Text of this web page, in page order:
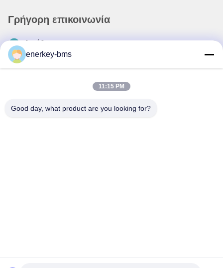
Γρήγορη επικοινωνία
Διεύθυνση
Περιοχή Α, 9ος όροφος, κτίριο Γ, βιομηχανικό πάρκο
χαμηλών ανθρακούχων εκπομπών Guancheng, κοινότητα
Shangcun, οδός Gongming, περιοχή Guangming,
Shenzhen, Κίνα, 518106
Τηλ.
enerkey-bms
11:15 PM
Good day, what product are you looking for?